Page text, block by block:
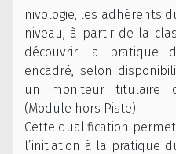
nivologie, les adhérents
niveau, à partir de la
découvrir la pratique
encadré, selon
un moniteur titulaire
(Module hors Piste).
Cette qualification
l’initiation à la pratique